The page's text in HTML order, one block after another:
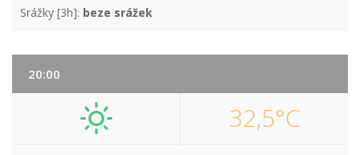
Srážky [3h]: beze srážek
20:00
32,5°C